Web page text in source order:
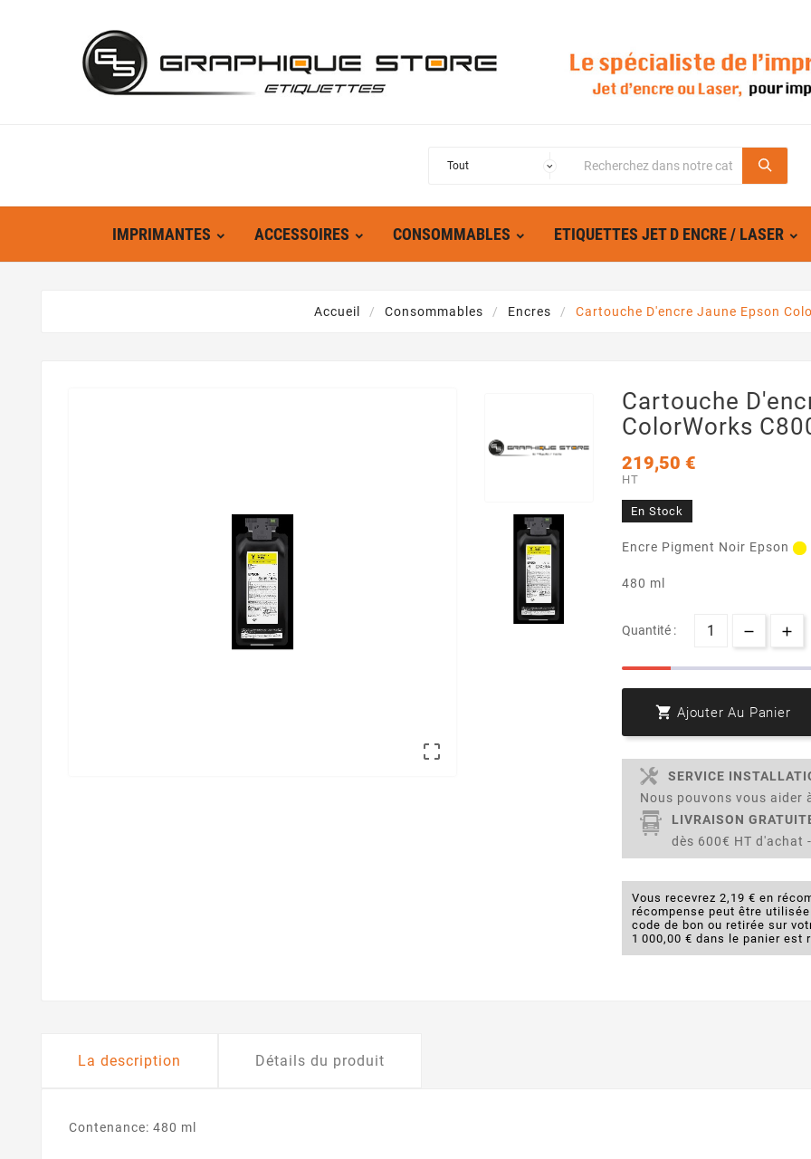
IMPRIMANTES ACCESSOIRES CONSOMMABLES ETIQUETTES JET D ENCRE / LASER
Accueil Consommables Encres Cartouche D'encre Jaune Epson

Cartouche
ColorWorks
219,50 €
HT
En Stock
Encre Pigment Noir Epson
480 ml
Quantité :
 Ajouter Au Panier
SERVICE
Nous pouvons vous aider
LIVRAISON
dès 600€ HT d'achat
Vous recevrez 2,19 € en
récompense peut être
code de bon ou retirée sur
1 000,00 € dans le panier est
La description Détails du produit
Contenance: 480 ml